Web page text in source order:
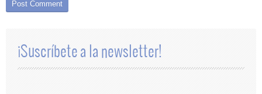
¡Suscríbete a la newsletter!